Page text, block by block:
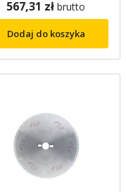
567,31 zł brutto
Dodaj do koszyka